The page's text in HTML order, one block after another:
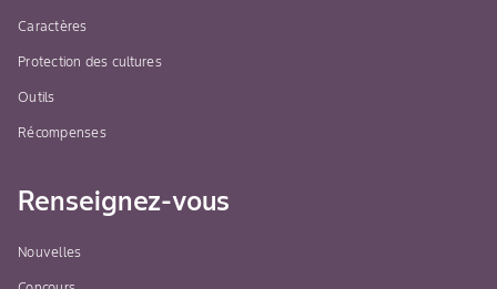
Caractères
Protection des cultures
Outils
Récompenses
Renseignez-vous
Nouvelles